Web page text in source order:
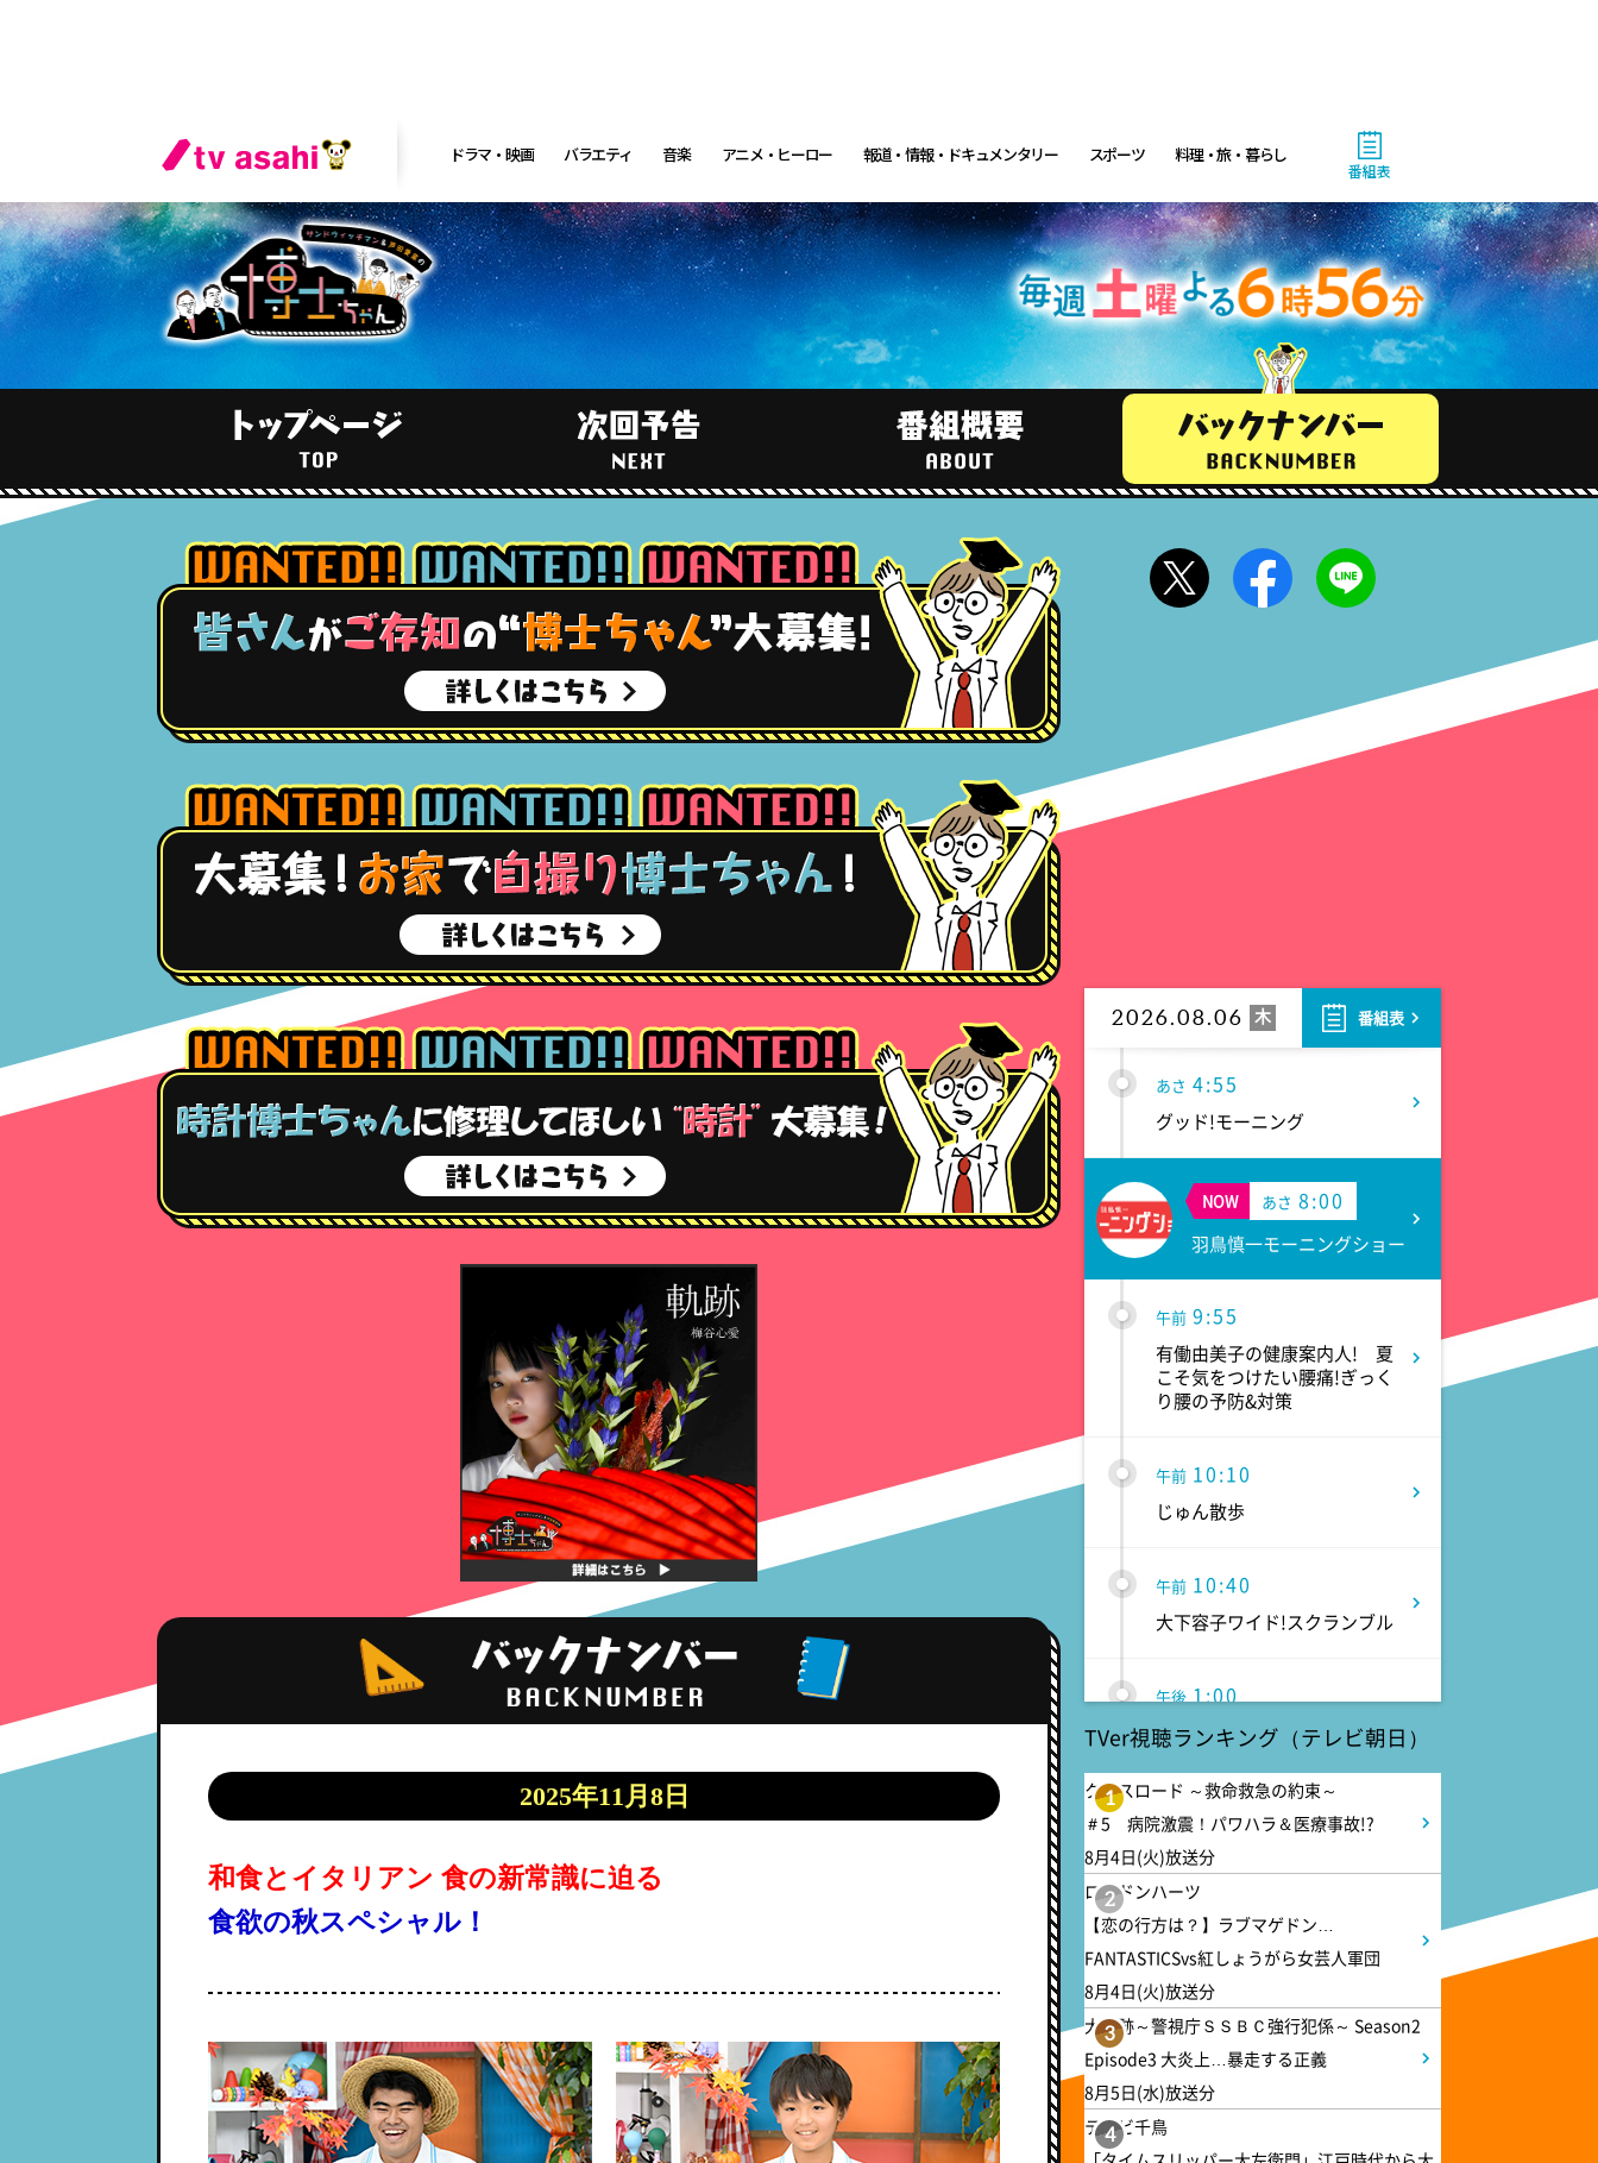
ドラマ・映画 バラエティ 音楽 アニメ・ヒーロー 報道・情報・ドキュメンタリー スポーツ 料理・旅・暮らし
番組表
2025年11月8日
和食とイタリアン 食の新常識に迫る
食欲の秋スペシャル！
2026.08.06 木 番組表
おはよう!時代劇 暴れん坊将
軍9 #18
あさ 4:55
グッド!モーニング
NOW あさ 8:00
羽鳥慎一モーニングショー
午前 9:55
有働由美子の健康案内人! 夏
こそ気をつけたい腰痛!ぎっく
り腰の予防&対策
午前 10:10
じゅん散歩
午前 10:40
大下容子ワイド!スクランブル
午後 1:00
徹子の部屋 高橋文哉
午後 1:30
DAIGOも台所 ～きょうの献
立 何にする?～ 今日はハム
の日!ごちそうに変身
午後 1:45
ANNニュース
午後 1:55
大空港～GATE24～ #2
TVer視聴ランキング（テレビ朝日）
1
クロスロード ～救命救急の約束～
＃5 病院激震！パワハラ＆医療事故!?
8月4日(火)放送分
2
ロンドンハーツ
【恋の行方は？】ラブマゲドン…
FANTASTICSvs紅しょうがら女芸人軍団
8月4日(火)放送分
3
大追跡～警視庁ＳＳＢＣ強行犯係～ Season2
Episode3 大炎上…暴走する正義
8月5日(水)放送分
4
テレビ千鳥